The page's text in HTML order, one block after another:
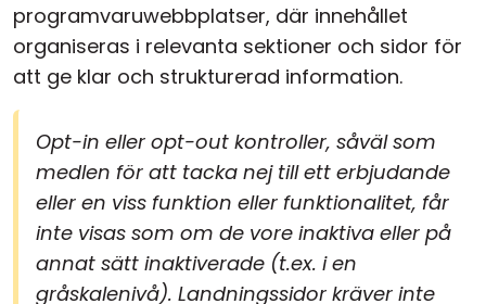
programvaruwebbplatser, där innehållet
organiseras i relevanta sektioner och sidor för
att ge klar och strukturerad information.
Opt-in eller opt-out kontroller, såväl som
medlen för att tacka nej till ett erbjudande
eller en viss funktion eller funktionalitet, får
inte visas som om de vore inaktiva eller på
annat sätt inaktiverade (t.ex. i en
gråskalenivå). Landningssidor kräver inte